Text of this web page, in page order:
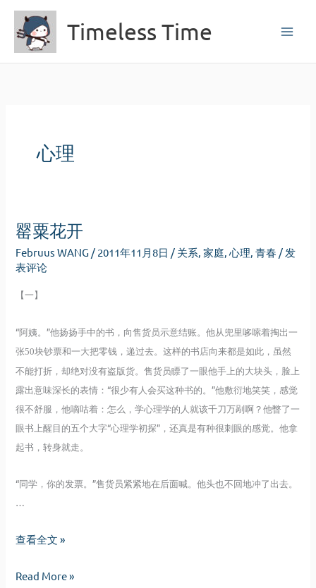
容
Timeless Time
心理
罂粟花开
Februus WANG / 2011年11月8日 / 关系 ,家庭 ,心理 ,青春 / 发
表评论
【一】
“阿姨。”他扬扬手中的书，向售货员示意结账。他从兜里哆嗦着掏出一
张50块钞票和一大把零钱，递过去。这样的书店向来都是如此，虽然
不能打折，却绝对没有盗版货。售货员瞟了一眼他手上的大块头，脸上
露出意味深长的表情：“很少有人会买这种书的。”他敷衍地笑笑，感觉
很不舒服，他嘀咕着：怎么，学心理学的人就该千刀万剐啊？他瞥了一
眼书上醒目的五个大字“心理学初探”，还真是有种很刺眼的感觉。他拿
起书，转身就走。
“同学，你的发票。”售货员紧紧地在后面喊。他头也不回地冲了出去。
…
罂
花
查看全文 »
罂
Read More »